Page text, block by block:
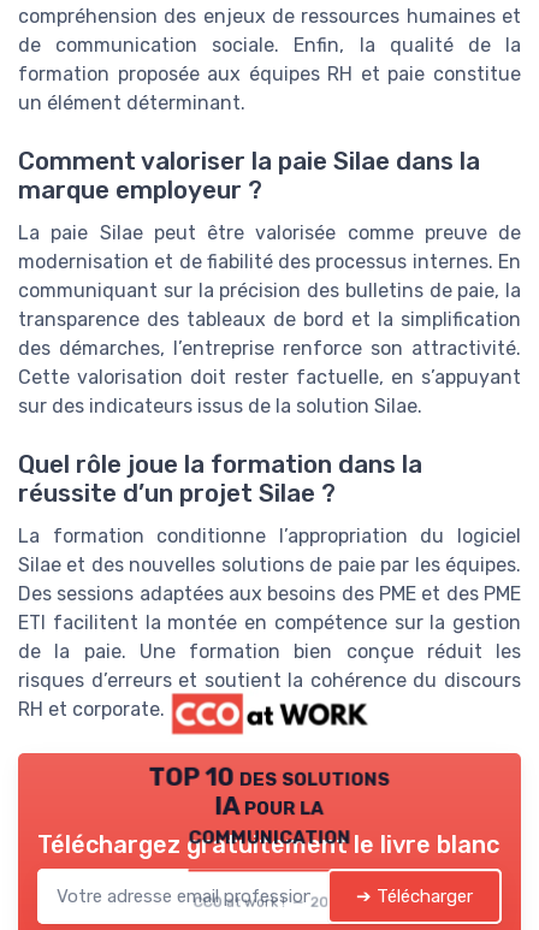
compréhension des enjeux de ressources humaines et
de communication sociale. Enfin, la qualité de la
formation proposée aux équipes RH et paie constitue
un élément déterminant.
Comment valoriser la paie Silae dans la
marque employeur ?
La paie Silae peut être valorisée comme preuve de
modernisation et de fiabilité des processus internes. En
communiquant sur la précision des bulletins de paie, la
transparence des tableaux de bord et la simplification
des démarches, l’entreprise renforce son attractivité.
Cette valorisation doit rester factuelle, en s’appuyant
sur des indicateurs issus de la solution Silae.
Quel rôle joue la formation dans la
réussite d’un projet Silae ?
La formation conditionne l’appropriation du logiciel
Silae et des nouvelles solutions de paie par les équipes.
Des sessions adaptées aux besoins des PME et des PME
ETI facilitent la montée en compétence sur la gestion
de la paie. Une formation bien conçue réduit les
risques d’erreurs et soutient la cohérence du discours
RH et corporate.
TOP 10 des solutions
IA pour la
communication
CCO at work ! — 2026
Téléchargez gratuitement le livre blanc
➔ Télécharger